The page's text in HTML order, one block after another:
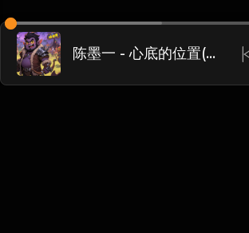
陈墨一 - 心底的位置(Dj粥太伦 ProgHouse Rmx 2024)